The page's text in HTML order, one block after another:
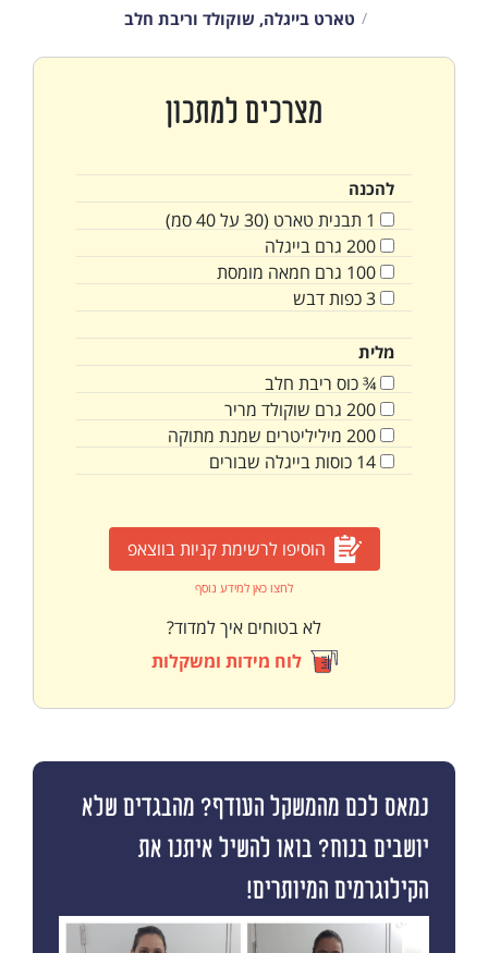
טארט בייגלה, שוקולד וריבת חלב
מצרכים למתכון
להכנה
1 תבנית טארט (30 על 40 סמ)
200 גרם בייגלה
100 גרם חמאה מומסת
3כפותדבש
מלית
¾כוס ריבת חלב
200 גרם שוקולד מריר
200 מיליליטרים שמנת מתוקה
14 כוסותבייגלה שבורים
הוסיפו לרשימת קניות בווצאפ
לחצו כאן למידע נוסף
לא בטוחים איך למדוד?
לוח מידות ומשקלות
נמאס לכם מהמשקל העודף? מהבגדים שלא
יושבים בנוח? בואו להשיל איתנו את
הקילוגרמים המיותרים!